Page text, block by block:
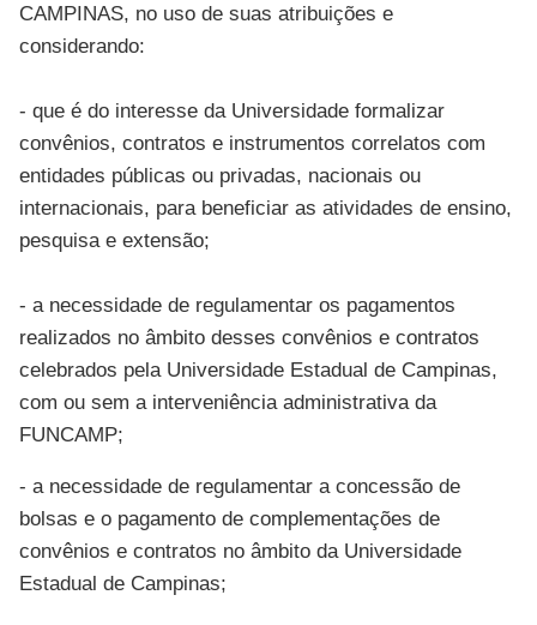
CAMPINAS, no uso de suas atribuições e
considerando:
- que é do interesse da Universidade formalizar
convênios, contratos e instrumentos correlatos com
entidades públicas ou privadas, nacionais ou
internacionais, para beneficiar as atividades de ensino,
pesquisa e extensão;
- a necessidade de regulamentar os pagamentos
realizados no âmbito desses convênios e contratos
celebrados pela Universidade Estadual de Campinas,
com ou sem a interveniência administrativa da
FUNCAMP;
- a necessidade de regulamentar a concessão de
bolsas e o pagamento de complementações de
convênios e contratos no âmbito da Universidade
Estadual de Campinas;